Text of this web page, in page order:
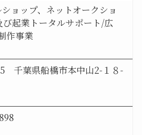
ショップ、ネットオークショ
び起業トータルサポート/広
作事業
千葉県船橋市本中山2-１８-